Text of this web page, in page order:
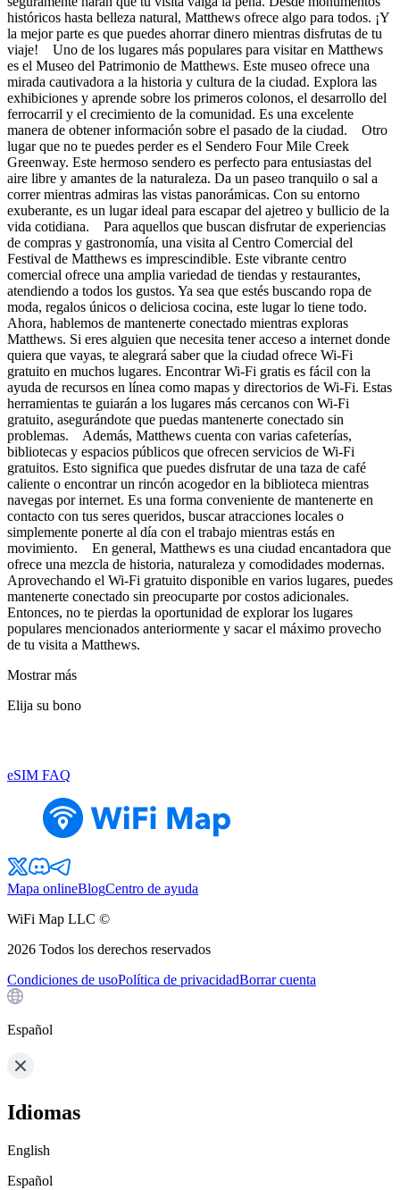
históricos hasta belleza natural, Matthews ofrece algo para todos. ¡Y
la mejor parte es que puedes ahorrar dinero mientras disfrutas de tu
viaje! Uno de los lugares más populares para visitar en Matthews
es el Museo del Patrimonio de Matthews. Este museo ofrece una
mirada cautivadora a la historia y cultura de la ciudad. Explora las
exhibiciones y aprende sobre los primeros colonos, el desarrollo del
ferrocarril y el crecimiento de la comunidad. Es una excelente
manera de obtener información sobre el pasado de la ciudad. Otro
lugar que no te puedes perder es el Sendero Four Mile Creek
Greenway. Este hermoso sendero es perfecto para entusiastas del
aire libre y amantes de la naturaleza. Da un paseo tranquilo o sal a
correr mientras admiras las vistas panorámicas. Con su entorno
exuberante, es un lugar ideal para escapar del ajetreo y bullicio de la
vida cotidiana. Para aquellos que buscan disfrutar de experiencias
de compras y gastronomía, una visita al Centro Comercial del
Festival de Matthews es imprescindible. Este vibrante centro
comercial ofrece una amplia variedad de tiendas y restaurantes,
atendiendo a todos los gustos. Ya sea que estés buscando ropa de
moda, regalos únicos o deliciosa cocina, este lugar lo tiene todo.
Ahora, hablemos de mantenerte conectado mientras exploras
Matthews. Si eres alguien que necesita tener acceso a internet donde
quiera que vayas, te alegrará saber que la ciudad ofrece Wi-Fi
gratuito en muchos lugares. Encontrar Wi-Fi gratis es fácil con la
ayuda de recursos en línea como mapas y directorios de Wi-Fi. Estas
herramientas te guiarán a los lugares más cercanos con Wi-Fi
gratuito, asegurándote que puedas mantenerte conectado sin
problemas. Además, Matthews cuenta con varias cafeterías,
bibliotecas y espacios públicos que ofrecen servicios de Wi-Fi
gratuitos. Esto significa que puedes disfrutar de una taza de café
caliente o encontrar un rincón acogedor en la biblioteca mientras
navegas por internet. Es una forma conveniente de mantenerte en
contacto con tus seres queridos, buscar atracciones locales o
simplemente ponerte al día con el trabajo mientras estás en
movimiento. En general, Matthews es una ciudad encantadora que
ofrece una mezcla de historia, naturaleza y comodidades modernas.
Aprovechando el Wi-Fi gratuito disponible en varios lugares, puedes
mantenerte conectado sin preocuparte por costos adicionales.
Entonces, no te pierdas la oportunidad de explorar los lugares
populares mencionados anteriormente y sacar el máximo provecho
de tu visita a Matthews.
Mostrar más
Elija su bono
eSIM FAQ
Mapa onlineBlogCentro de ayuda
WiFi Map LLC ©
2026 Todos los derechos reservados
Condiciones de usoPolítica de privacidadBorrar cuenta
Español
Idiomas
English
Español